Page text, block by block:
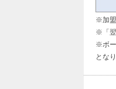
※加盟
※「翌
※ボー
とな